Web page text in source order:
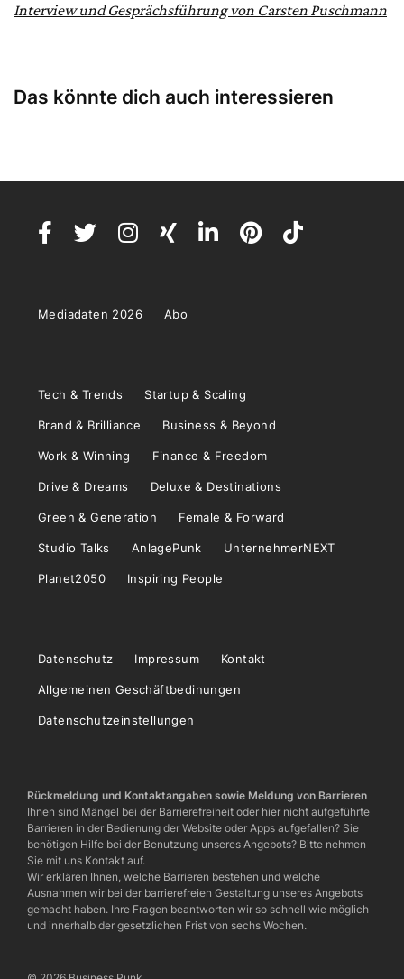
Interview und Gesprächsführung von Carsten Puschmann
Das könnte dich auch interessieren
Mediadaten 2026 Abo
Tech & Trends Startup & Scaling
Brand & Brilliance Business & Beyond
Work & Winning Finance & Freedom
Drive & Dreams Deluxe & Destinations
Green & Generation Female & Forward
Studio Talks AnlagePunk UnternehmerNEXT
Planet2050 Inspiring People
Datenschutz Impressum Kontakt
Allgemeinen Geschäftbedinungen
Datenschutzeinstellungen
Rückmeldung und Kontaktangaben sowie Meldung von Barrieren
Ihnen sind Mängel bei der Barrierefreiheit oder hier nicht aufgeführte
Barrieren in der Bedienung der Website oder Apps aufgefallen? Sie
benötigen Hilfe bei der Benutzung unseres Angebots? Bitte nehmen
Sie mit uns Kontakt auf.
Wir erklären Ihnen, welche Barrieren bestehen und welche
Ausnahmen wir bei der barrierefreien Gestaltung unseres Angebots
gemacht haben. Ihre Fragen beantworten wir so schnell wie möglich
und innerhalb der gesetzlichen Frist von sechs Wochen.